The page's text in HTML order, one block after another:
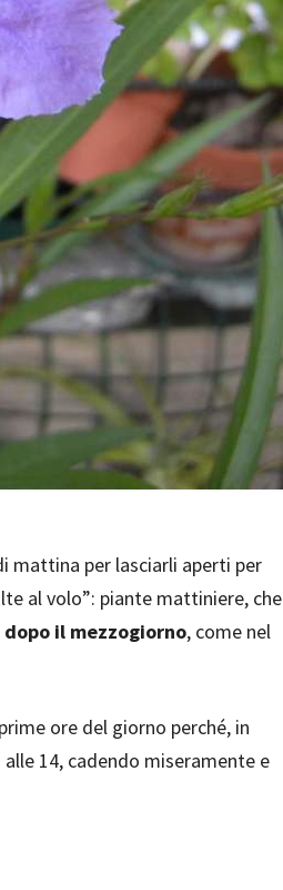
mattina per lasciarli aperti per
al volo”: piante mattiniere, che
il mezzogiorno, come nel
ore del giorno perché, in
14, cadendo miseramente e